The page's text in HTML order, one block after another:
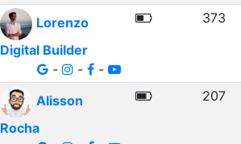
Lorenzo
Digital Builder
-
- -
373
Alisson
Rocha
207